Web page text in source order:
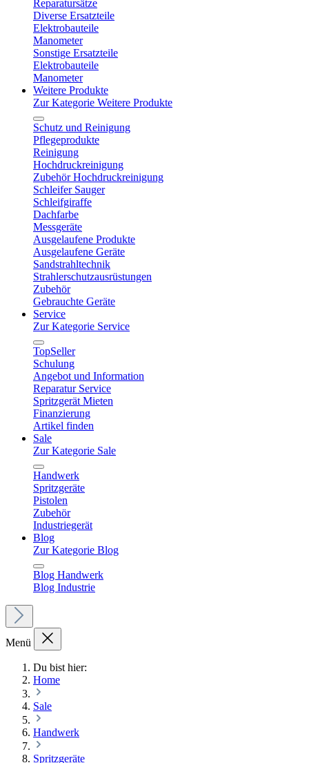
Reparatursätze
Diverse Ersatzteile
Elektrobauteile
Manometer
Sonstige Ersatzteile
Elektrobauteile
Manometer
Weitere Produkte
Zur Kategorie Weitere Produkte
Schutz und Reinigung
Pflegeprodukte
Reinigung
Hochdruckreinigung
Zubehör Hochdruckreinigung
Schleifer Sauger
Schleifgiraffe
Dachfarbe
Messgeräte
Ausgelaufene Produkte
Ausgelaufene Geräte
Sandstrahltechnik
Strahlerschutzausrüstungen
Zubehör
Gebrauchte Geräte
Service
Zur Kategorie Service
TopSeller
Schulung
Angebot und Information
Reparatur Service
Spritzgerät Mieten
Finanzierung
Artikel finden
Sale
Zur Kategorie Sale
Handwerk
Spritzgeräte
Pistolen
Zubehör
Industriegerät
Blog
Zur Kategorie Blog
Blog Handwerk
Blog Industrie
Menü
Du bist hier:
Home
Sale
Handwerk
Spritzgeräte